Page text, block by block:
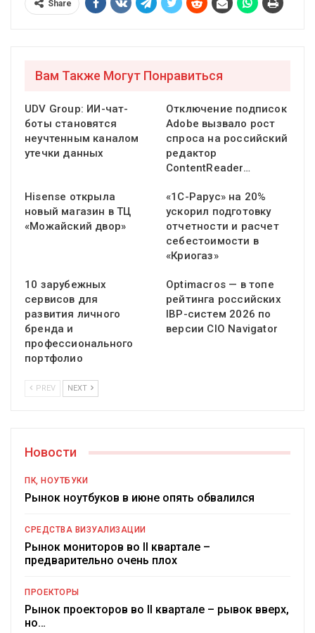
Share
Вам Также Могут Понравиться
UDV Group: ИИ-чат-
боты становятся
неучтенным каналом
утечки данных
Отключение подписок
Adobe вызвало рост
спроса на российский
редактор
ContentReader…
Hisense открыла
новый магазин в ТЦ
«Можайский двор»
«1С-Рарус» на 20%
ускорил подготовку
отчетности и расчет
себестоимости в
«Криогаз»
10 зарубежных
сервисов для
развития личного
бренда и
профессионального
портфолио
Optimacros — в топе
рейтинга российских
IBP-систем 2026 по
версии CIO Navigator
PREV NEXT
Новости
ПК, НОУТБУКИ
Рынок ноутбуков в июне опять обвалился
СРЕДСТВА ВИЗУАЛИЗАЦИИ
Рынок мониторов во II квартале –
предварительно очень плох
ПРОЕКТОРЫ
Рынок проекторов во II квартале – рывок вверх,
но…